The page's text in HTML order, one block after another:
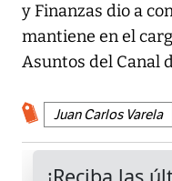
y Finanzas dio a
mantiene en el
Asuntos del Canal
Juan Carlos Varela